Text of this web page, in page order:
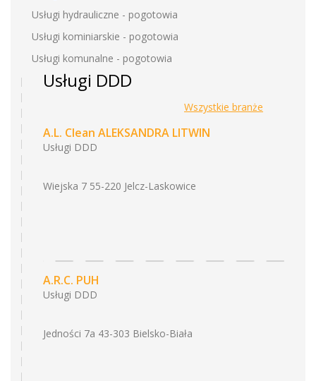
Usługi hydrauliczne - pogotowia
Usługi kominiarskie - pogotowia
Usługi komunalne - pogotowia
Usługi DDD
Wszystkie branże
A.L. Clean ALEKSANDRA LITWIN
Usługi DDD
Wiejska 7 55-220 Jelcz-Laskowice
A.R.C. PUH
Usługi DDD
Jedności 7a 43-303 Bielsko-Biała